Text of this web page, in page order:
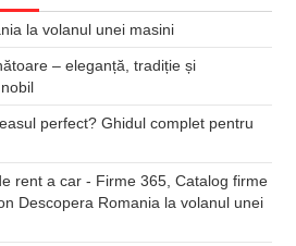
la volanul unei masini
– eleganță, tradiție și
perfect? Ghidul complet pentru
rent a car - Firme 365, Catalog firme
Descopera Romania la volanul unei